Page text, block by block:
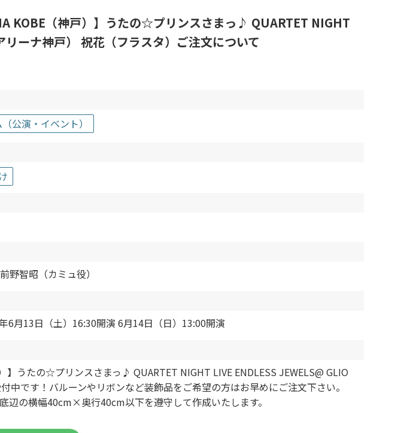
KOBE（神戸）】うたの☆プリンスさまっ♪ QUARTET NIGHT
ーナ神戸） 祝花（フラスタ）ご注文について
公演・イベント）
智昭（カミュ役）
月13日（土）16:30開演 6月14日（日）13:00開演
うたの☆プリンスさまっ♪ QUARTET NIGHT LIVE ENDLESS JEWELS@ GLIO
です！バルーンやリボンなど装飾品をご希望の方はお早めにご注文下さい。
の横幅40cm×奥行40cm以下を遵守して作成いたします。